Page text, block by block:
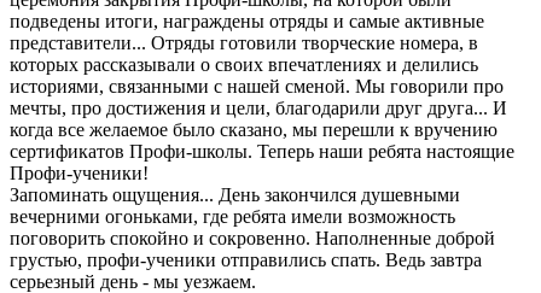
подведены итоги, награждены отряды и самые активные
представители... Отряды готовили творческие номера, в
которых рассказывали о своих впечатлениях и делились
историями, связанными с нашей сменой. Мы говорили про
мечты, про достижения и цели, благодарили друг друга... И
когда все желаемое было сказано, мы перешли к вручению
сертификатов Профи-школы. Теперь наши ребята настоящие
Профи-ученики!
Запоминать ощущения... День закончился душевными
вечерними огоньками, где ребята имели возможность
поговорить спокойно и сокровенно. Наполненные доброй
грустью, профи-ученики отправились спать. Ведь завтра
серьезный день - мы уезжаем.